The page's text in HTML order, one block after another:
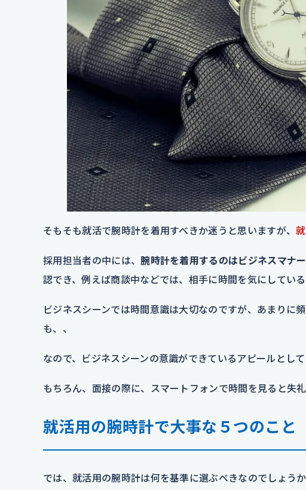
そもそも就活で腕時計を着用すべきか迷うと思いますが、
採用担当者の中には、 腕時計を着用するのはビジネスマナ
認でき、例えば商談中などでは、相手に時間を気にしてい
ビジネスシーンでは時間意識は大切なのですが、あまりに
も、、
なので、ビジネスシーンの意識ができているアピールとし
もちろん、面接の際に、スマートフォンで時間を見ると失
就活用の腕時計で大事な５つのこと
では、就活用の腕時計は何を基準に選ぶべきなのでしょう